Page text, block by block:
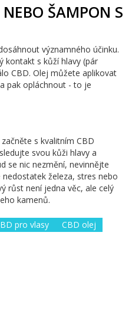
NEBO ŠAMPON S
významného účinku.
kontakt s kůží hlavy (pár
CBD. Olej můžete aplikovat
pak opláchnout - to je
s kvalitním CBD
svou kůži hlavy a
se nic nezmění, nevinnějte
železa, stres nebo
růst není jedna věc, ale celý
kamenů.
pro vlasy
CBD olej